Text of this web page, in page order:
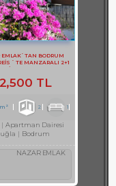
EMLAK`TAN BODRUM
` TE MANZARALI 2+1
TL
2 1
Apartman Dairesi
Bodrum
NAZAR EMLAK